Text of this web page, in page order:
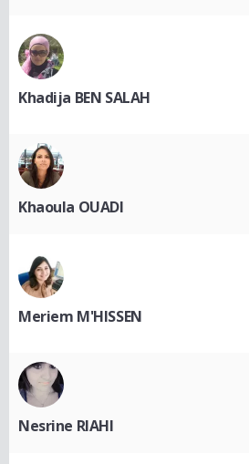
Khadija BEN SALAH
Khaoula OUADI
Meriem M'HISSEN
Nesrine RIAHI